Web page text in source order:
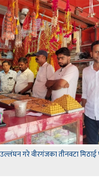
गरे वीरगंजका तीनवटा